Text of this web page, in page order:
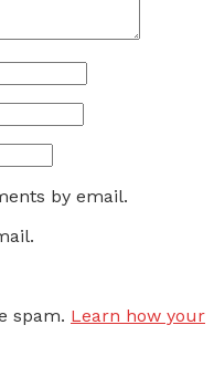
by email.
spam. Learn how your